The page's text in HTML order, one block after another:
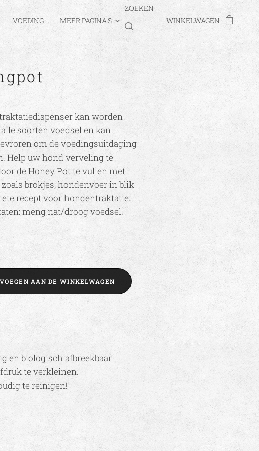
VOEDING MEER PAGINA'S
ZOEKEN
WINKELWAGEN
kan worden
soorten voedsel en kan
om de voedingsuitdaging
Help uw hond verveling te
de Honey Pot te vullen met
brokjes, hondenvoer in blik
recept voor hondentraktatie.
meng nat/droog voedsel.
AAN DE WINKELWAGEN
en biologisch afbreekbaar
te verkleinen.
te reinigen!